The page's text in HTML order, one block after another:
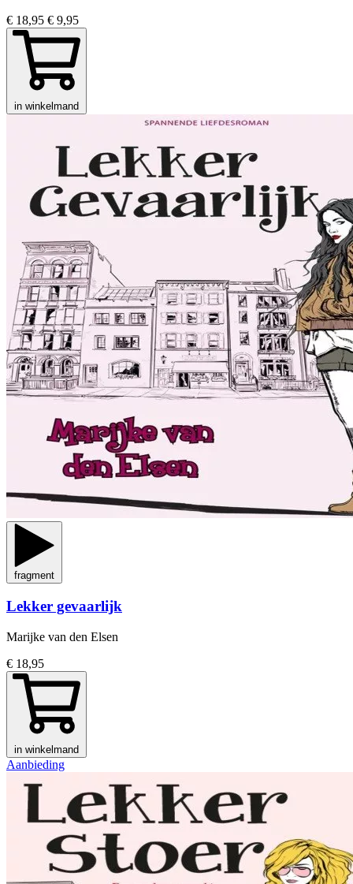
€ 18,95 € 9,95
in winkelmand
fragment
Lekker gevaarlijk
Marijke van den Elsen
€ 18,95
in winkelmand
Aanbieding